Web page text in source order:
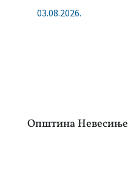
03.08.2026.
Општина Невесиње